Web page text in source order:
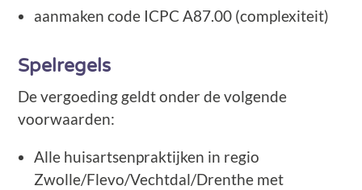
aanmaken code ICPC A87.00 (complexiteit)
Spelregels
De vergoeding geldt onder de volgende
voorwaarden:
Alle huisartsenpraktijken in regio
Zwolle/Flevo/Vechtdal/Drenthe met